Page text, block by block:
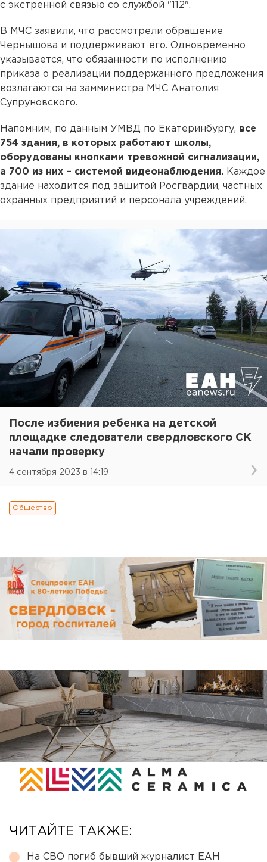
с экстренной связью со службой "112".
В МЧС заявили, что рассмотрели обращение
Чернышова и поддерживают его. Одновременно
указывается, что обязанности по исполнению
приказа о реализации поддержанного предложения
возлагаются на замминистра МЧС Анатолия
Супруновского.
Напомним, по данным УМВД по Екатеринбургу, все
754 здания, в которых работают школы,
оборудованы кнопками тревожной сигнализации,
а 700 из них – системой видеонаблюдения. Каждое
здание находится под защитой Росгвардии, частных
охранных предприятий и персонала учреждений.
После избиения ребенка на детской
площадке следователи свердловского СК
начали проверку
4 сентября 2023 в 14:19
Общество
ЧИТАЙТЕ ТАКЖЕ:
На СВО погиб бывший журналист ЕАН